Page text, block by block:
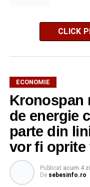
CLICK
ECONOMIE
Kronospan
de energie
parte din
vor fi oprite
Publicat acum 4
De sebesinfo.ro